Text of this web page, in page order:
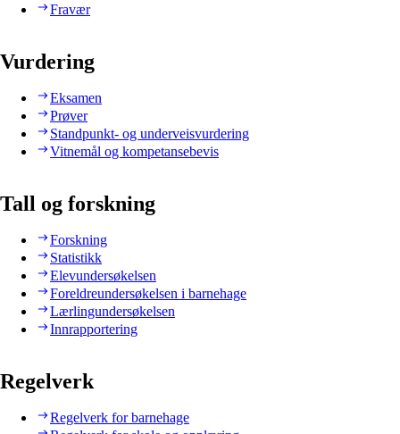
Fravær
Vurdering
Eksamen
Prøver
Standpunkt- og underveisvurdering
Vitnemål og kompetansebevis
Tall og forskning
Forskning
Statistikk
Elevundersøkelsen
Foreldreundersøkelsen i barnehage
Lærlingundersøkelsen
Innrapportering
Regelverk
Regelverk for barnehage